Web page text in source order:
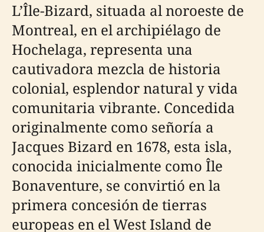
L’Île-Bizard, situada al noroeste de
Montreal, en el archipiélago de
Hochelaga, representa una
cautivadora mezcla de historia
colonial, esplendor natural y vida
comunitaria vibrante. Concedida
originalmente como señoría a
Jacques Bizard en 1678, esta isla,
conocida inicialmente como Île
Bonaventure, se convirtió en la
primera concesión de tierras
europeas en el West Island de